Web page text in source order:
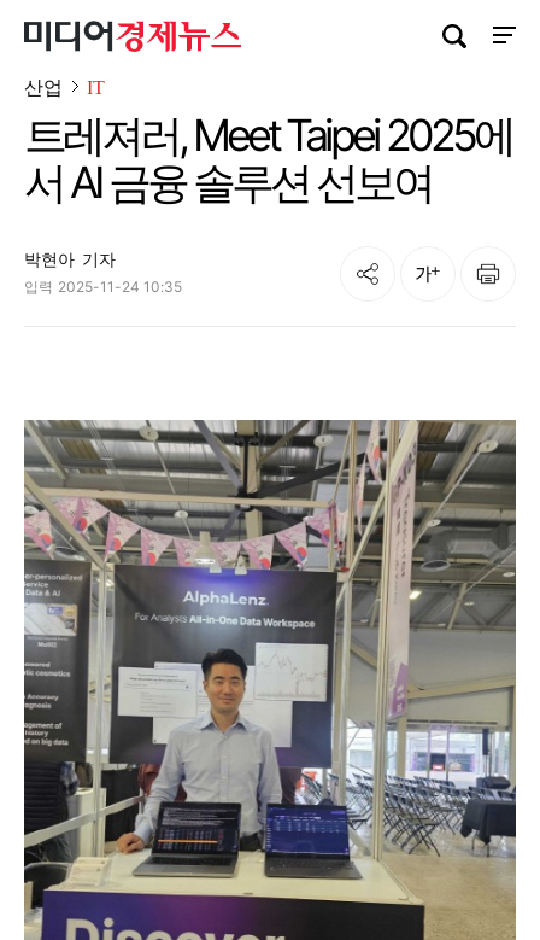
사이
검색창 열기
산업 IT
트레져러, Meet Taipei 2025에
서 AI 금융 솔루션 선보여
박현아 기자
입력 2025-11-24 10:35
공유 글자크기 인쇄